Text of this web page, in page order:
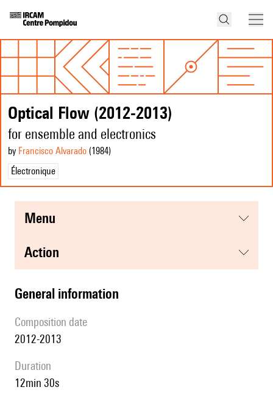
Optical Flow (2012-2013)
for ensemble and electronics
by Francisco Alvarado (1984)
Électronique
menu
action
general information
composition date
2012-2013
duration
12min 30s